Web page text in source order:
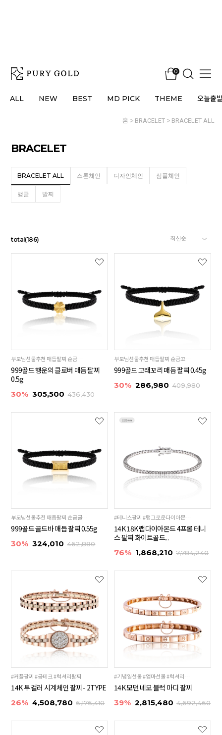
0
ALL NEW BEST MD PICK THEME 오늘출
홈 BRACELET BRACELET ALL
BRACELET
BRACELET ALL 스톤체인 디자인체인 심플체인
뱅글 발찌
total (186)
부모님선물추천 매듭팔찌 순금 클로버 24K 99.9%
999골드 행운의 클로버 매듭 팔찌
0.5g
30% 305,500 436,430
부모님선물추천 매듭팔찌 순금꼬리 24K 99.9%
999골드 고래꼬리 매듭 팔찌 0.45g
30% 286,980 409,980
부모님선물추천 매듭팔찌 순금골드바 24K 99.9%
999골드 골드바 매듭 팔찌 0.55g
30% 324,010 462,880
#테니스팔찌 #랩그로운다이아몬드 #다이아팔찌
14K 18K 랩다이아몬드 4프롱 테니
스 팔찌 화이트골드...
76% 1,868,210 7,784,240
#커플팔찌 #금테크 #럭셔리팔찌
14K 투 컬러 시계체인 팔찌 - 2TYPE
26% 4,508,780 6,176,410
#기념일선물 #엄마선물 #럭셔리팔찌
14K 모던 네모 블럭 마디 팔찌
39% 2,815,480 4,692,460